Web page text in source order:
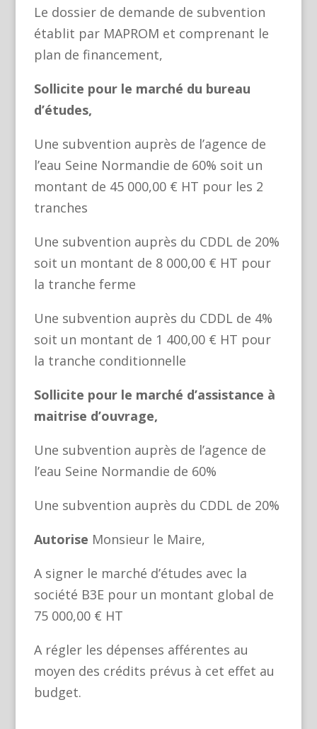
Le dossier de demande de subvention
établit par MAPROM et comprenant le
plan de financement,
Sollicite pour le marché du bureau
d’études,
Une subvention auprès de l’agence de
l’eau Seine Normandie de 60% soit un
montant de 45 000,00 € HT pour les 2
tranches
Une subvention auprès du CDDL de 20%
soit un montant de 8 000,00 € HT pour
la tranche ferme
Une subvention auprès du CDDL de 4%
soit un montant de 1 400,00 € HT pour
la tranche conditionnelle
Sollicite pour le marché d’assistance à
maitrise d’ouvrage,
Une subvention auprès de l’agence de
l’eau Seine Normandie de 60%
Une subvention auprès du CDDL de 20%
Autorise Monsieur le Maire,
A signer le marché d’études avec la
société B3E pour un montant global de
75 000,00 € HT
A régler les dépenses afférentes au
moyen des crédits prévus à cet effet au
budget.